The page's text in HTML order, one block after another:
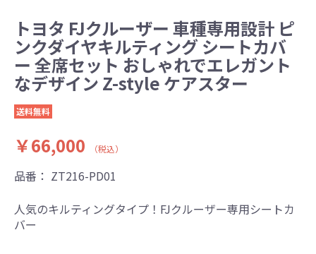
トヨタ FJクルーザー 車種専用設計 ピ
ンクダイヤキルティング シートカバ
ー 全席セット おしゃれでエレガント
なデザイン Z-style ケアスター
送料無料
￥66,000 （税込）
品番： ZT216-PD01
人気のキルティングタイプ！FJクルーザー専用シートカ
バー